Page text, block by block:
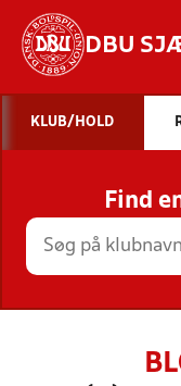
DBU
STILLINGER,
KLUB/HOLD
Find